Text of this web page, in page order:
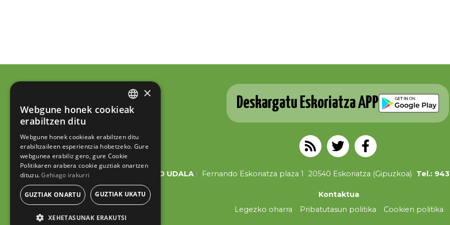
Deskargatu Eskoriatza APP
ESKORIATZAKO UDALA Fernando Eskoriatza plaza 1 20540 Eskoriatza (Gipuzkoa) Tel.:
Kontaktua
Legezko oharra
Pribatutasun politika Cookien politika
BASQUE
SPANISH
×
Webgune honek cookieak
erabiltzen ditu
Webgune honek cookieak erabiltzen ditu
erabiltzaileen esperientzia hobetzeko. Gure
webgunea erabiliz gero, gure Cookie
Politikaren arabera cookie guztiak onartzen
dituzu. Gehiago irakurri
GUZTIAK ONARTU GUZTIAK UKATU
XEHETASUNAK ERAKUTSI